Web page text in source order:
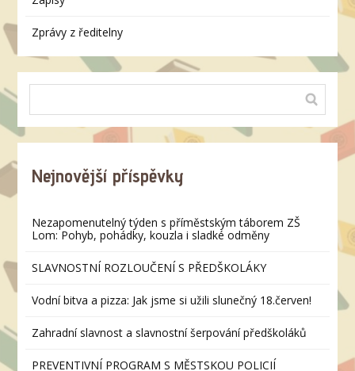
Zprávy z ředitelny
Nejnovější příspěvky
Nezapomenutelný týden s příměstským táborem ZŠ
Lom: Pohyb, pohádky, kouzla i sladké odměny
SLAVNOSTNÍ ROZLOUČENÍ S PŘEDŠKOLÁKY
Vodní bitva a pizza: Jak jsme si užili slunečný 18.červen!
Zahradní slavnost a slavnostní šerpování předškoláků
PREVENTIVNÍ PROGRAM S MĚSTSKOU POLICIÍ